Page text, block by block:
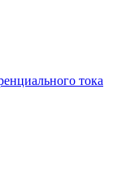
тока